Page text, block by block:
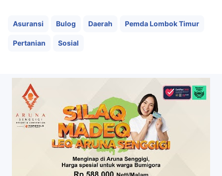
Asuransi Bulog Daerah Pemda Lombok Timur
Pertanian Sosial